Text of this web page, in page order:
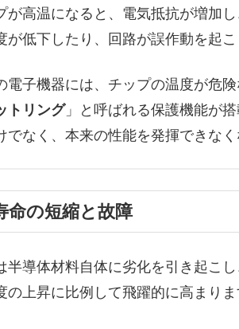
高温になると、電気抵抗が増加
が低下したり、回路が誤作動を起こ
子機器には、チップの温度が危
トリング」と呼ばれる保護機能が
でなく、本来の性能を発揮できなく
命の短縮と故障
導体材料自体に劣化を引き起こ
の上昇に比例して飛躍的に高まりま